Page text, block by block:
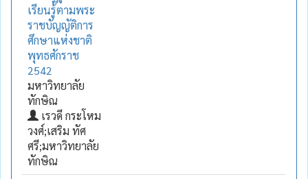
เรียนรู้ตามพระ
ราชบัญญัติการ
ศึกษาแห่งชาติ
พุทธศักราช
2542
มหาวิทยาลัย
ทักษิณ
เรวดี กระโหม
วงศ์;เสริม ทัศ
ศรี;มหาวิทยาลัย
ทักษิณ